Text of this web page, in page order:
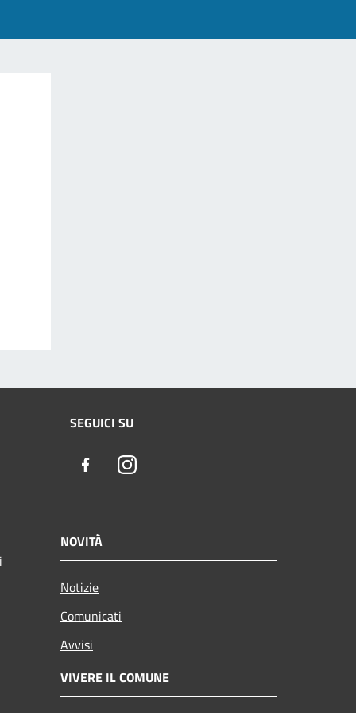
SEGUICI SU
FacebookInstagram
NOVITÀ
Notizie
Comunicati
Avvisi
VIVERE IL COMUNE